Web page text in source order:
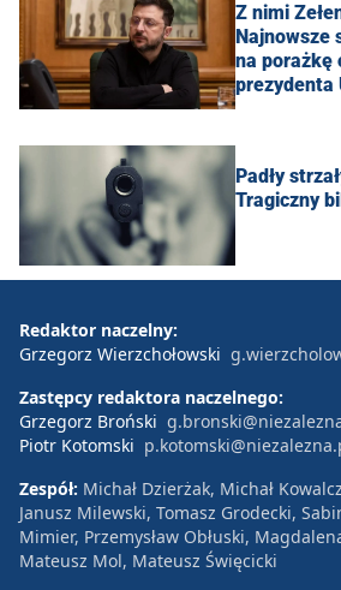
Z nimi
Najnowsze
na porażkę
prezydenta
Padły
Tragiczny
Redaktor naczelny:
Grzegorz Wierzchołowski
Zastępcy redaktora naczelnego:
Grzegorz Broński
Piotr Kotomski
Zespół: Michał Dzierżak, Michał
Janusz Milewski, Tomasz Grodecki,
Mimier, Przemysław Obłuski,
Mateusz Mol, Mateusz Święcicki